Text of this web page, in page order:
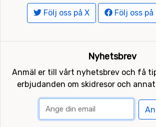
Följ oss på X Följ oss på
Nyhetsbrev
Anmäl er till vårt nyhetsbrev och få
erbjudanden om skidresor och